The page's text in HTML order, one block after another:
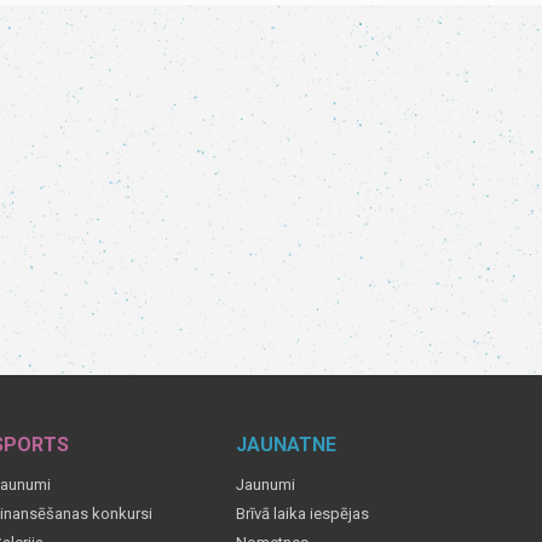
konkursi
JAUNATNE
Jaunumi
Brīvā laika iespējas